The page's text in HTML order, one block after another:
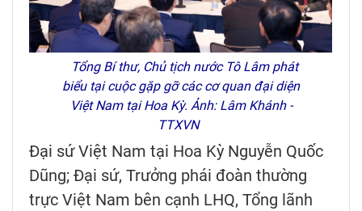
Tổng Bí thư, Chủ tịch nước Tô Lâm phát
biểu tại cuộc gặp gỡ các cơ quan đại diện
Việt Nam tại Hoa Kỳ. Ảnh: Lâm Khánh -
TTXVN
Đại sứ Việt Nam tại Hoa Kỳ Nguyễn Quốc
Dũng; Đại sứ, Trưởng phái đoàn thường
trực Việt Nam bên cạnh LHQ, Tổng lãnh